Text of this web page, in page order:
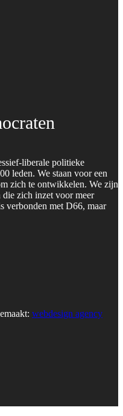
liberale politieke
leden. We staan voor een
zich te ontwikkelen. We zijn
zich inzet voor meer
verbonden met D66, maar
webdesign agency